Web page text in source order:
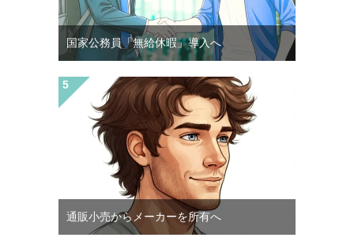
国家公務員「無給休暇」導入へ
通販小売からメーカーを所有へ